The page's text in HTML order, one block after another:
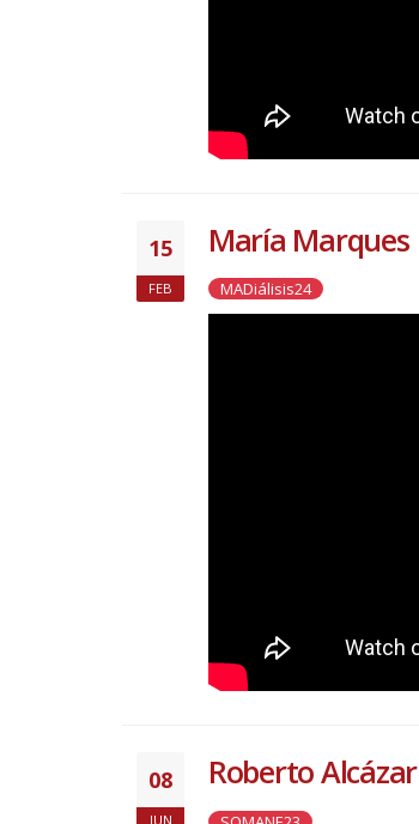
15
FEB
María Marques
MADiálisis24
08
JUN
Roberto Alcázar